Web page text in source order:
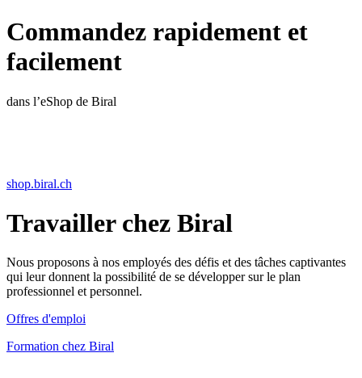
Commandez rapidement et
facilement
dans l’eShop de Biral
shop.biral.ch
Travailler chez Biral
Nous proposons à nos employés des défis et des tâches captivantes
qui leur donnent la possibilité de se développer sur le plan
professionnel et personnel.
Offres d'emploi
Formation chez Biral